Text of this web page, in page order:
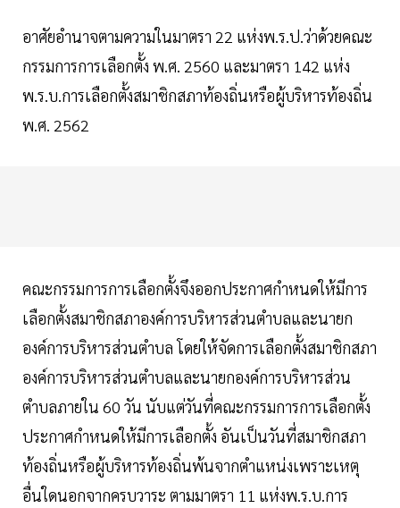
อาศัยอำนาจตามความในมาตรา 22 แห่งพ.ร.ป.ว่าด้วยคณะ
กรรมการการเลือกตั้ง พ.ศ. 2560 และมาตรา 142 แห่ง
พ.ร.บ.การเลือกตั้งสมาชิกสภาท้องถิ่นหรือผู้บริหารท้องถิ่น
พ.ศ. 2562
คณะกรรมการการเลือกตั้งจึงออกประกาศกำหนดให้มีการ
เลือกตั้งสมาชิกสภาองค์การบริหารส่วนตำบลและนายก
องค์การบริหารส่วนตำบล โดยให้จัดการเลือกตั้งสมาชิกสภา
องค์การบริหารส่วนตำบลและนายกองค์การบริหารส่วน
ตำบลภายใน 60 วัน นับแต่วันที่คณะกรรมการการเลือกตั้ง
ประกาศกำหนดให้มีการเลือกตั้ง อันเป็นวันที่สมาชิกสภา
ท้องถิ่นหรือผู้บริหารท้องถิ่นพ้นจากตำแหน่งเพราะเหตุ
อื่นใดนอกจากครบวาระ ตามมาตรา 11 แห่งพ.ร.บ.การ